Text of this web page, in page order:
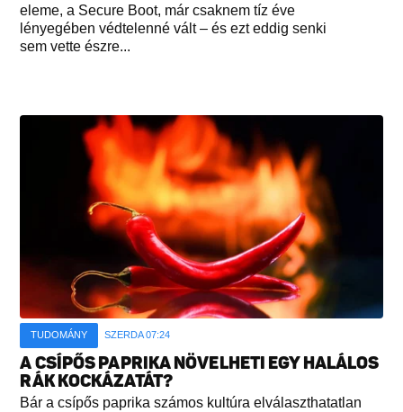
eleme, a Secure Boot, már csaknem tíz éve
lényegében védtelenné vált – és ezt eddig senki
sem vette észre...
TUDOMÁNY SZERDA 07:24
A CSÍPŐS PAPRIKA NÖVELHETI EGY HALÁLOS
RÁK KOCKÁZATÁT?
Bár a csípős paprika számos kultúra elválaszthatatlan